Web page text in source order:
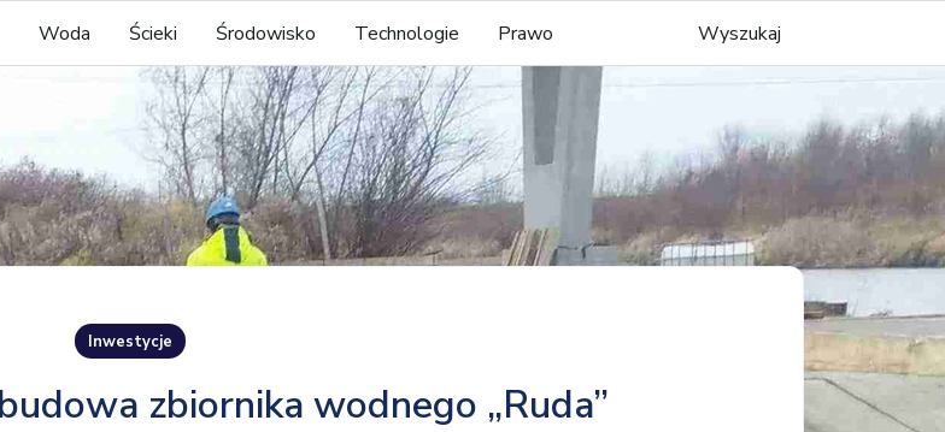
Woda Ścieki Środowisko Technologie Prawo Wyszukaj
Inwestycje
zbiornika wodnego „Ruda”